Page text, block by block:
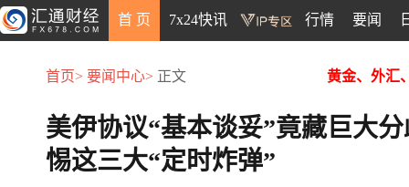
首 页 7x24快讯 行情 要闻
首页> 要闻中心> 正文 黄金、外汇
美伊协议“基本谈妥”竟藏巨大
惕这三大“定时炸弹”